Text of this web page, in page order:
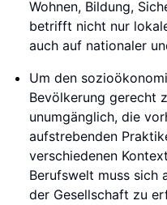
Wohnen, Bildung,
betrifft nicht nur
auch auf nationaler
Um den
Bevölkerung gerecht
unumgänglich, die
aufstrebenden
verschiedenen
Berufswelt muss sich
der Gesellschaft zu